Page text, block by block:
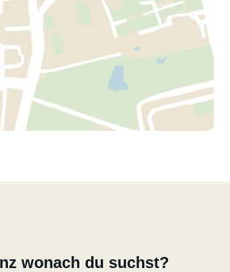
wonach du suchst?